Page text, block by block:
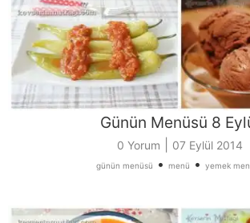
Günün Menüsü 8
0 Yorum 07 Eylül 2014
günün menüsü • menü • yemek